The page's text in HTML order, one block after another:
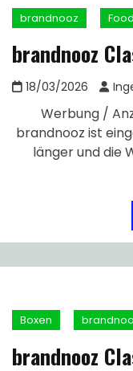
brandnooz Food
brandnooz
18/03/2026
Werbung /
brandnooz ist
länger und die
Boxen
brandnooz